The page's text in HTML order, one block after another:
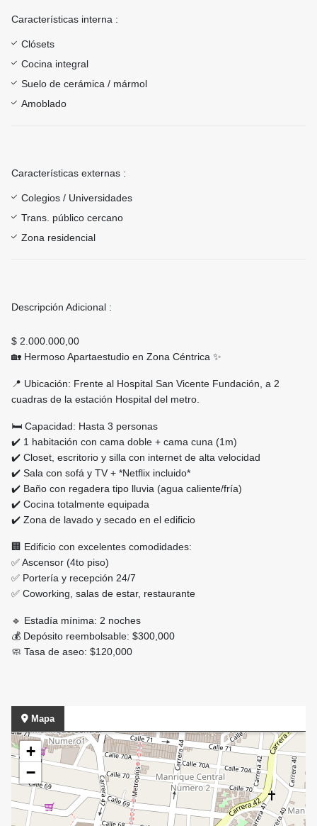
Características interna :
Clósets
Cocina integral
Suelo de cerámica / mármol
Amoblado
Características externas :
Colegios / Universidades
Trans. público cercano
Zona residencial
Descripción Adicional :
$ 2.000.000,00
🏡 Hermoso Apartaestudio en Zona Céntrica ✨
📍 Ubicación: Frente al Hospital San Vicente Fundación, a 2
cuadras de la estación Hospital del metro.
🛏️ Capacidad: Hasta 3 personas
✔️ 1 habitación con cama doble + cama cuna (1m)
✔️ Closet, escritorio y silla con internet de alta velocidad
✔️ Sala con sofá y TV + *Netflix incluido*
✔️ Baño con regadera tipo lluvia (agua caliente/fría)
✔️ Cocina totalmente equipada
✔️ Zona de lavado y secado en el edificio
🏢 Edificio con excelentes comodidades:
✅ Ascensor (4to piso)
✅ Portería y recepción 24/7
✅ Coworking, salas de estar, restaurante
🔹 Estadía mínima: 2 noches
💰 Depósito reembolsable: $300,000
🧼 Tasa de aseo: $120,000
Mapa
+
−